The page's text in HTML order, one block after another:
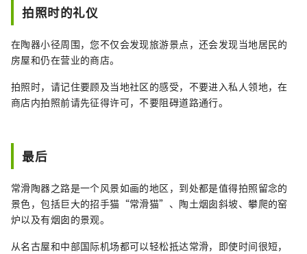
拍照时的礼仪
在陶器小径周围，您不仅会发现旅游景点，还会发现当地居民的
房屋和仍在营业的商店。
拍照时，请记住要顾及当地社区的感受，不要进入私人领地，在
商店内拍照前请先征得许可，不要阻碍道路通行。
最后
常滑陶器之路是一个风景如画的地区，到处都是值得拍照留念的
景色，包括巨大的招手猫“常滑猫”、陶土烟囱斜坡、攀爬的窑
炉以及有烟囱的景观。
从名古屋和中部国际机场都可以轻松抵达常滑，即使时间很短，